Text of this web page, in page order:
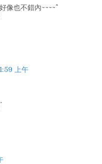
也不錯內~~~~^^
上午